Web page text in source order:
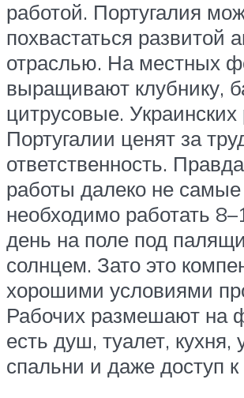
работой. Португалия
похвастаться развитой
отраслью. На местных
выращивают клубнику,
цитрусовые. Украинских
Португалии ценят за
ответственность.
работы далеко не самые
необходимо работать
день на поле под
солнцем. Зато это
хорошими условиями
Рабочих размешают на
есть душ, туалет, кухня,
спальни и даже доступ к